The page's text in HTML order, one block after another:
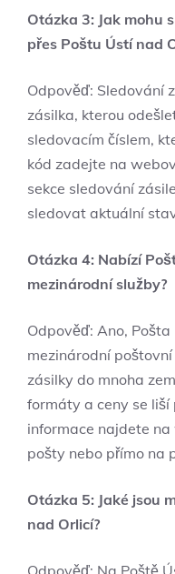
Otázka 3: Jak mohu
přes Poštu Ústí nad
Odpověď: Sledování
zásilka, kterou
sledovacím číslem,
kód zadejte na
sekce sledování
sledovat aktuální
Otázka 4: Nabízí
mezinárodní služby?
Odpověď: Ano,
mezinárodní
zásilky do mnoha
formáty a ceny se liší
informace najdete
pošty nebo přímo na
Otázka 5: Jaké jsou
nad Orlicí?